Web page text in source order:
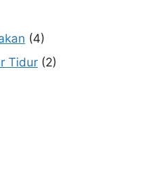
(4)
Tidur (2)